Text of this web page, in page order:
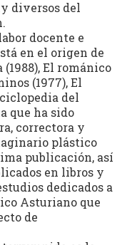
diversos del
docente e
en el origen de
El románico
(1977), El
del
que ha sido
correctora y
plástico
publicación, así
en libros y
dedicados a
Asturiano que
de